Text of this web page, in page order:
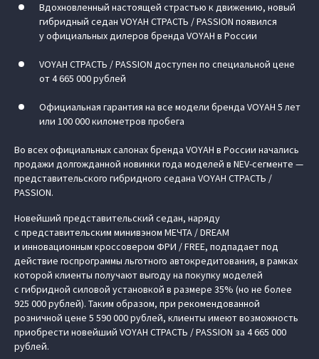
Вдохновленный настоящей страстью к движению, новый
гибридный седан VOYAH СТРАСТЬ / PASSION появился
у официальных дилеров бренда VOYAH в России
VOYAH СТРАСТЬ / PASSION доступен по специальной цене
от 4 665 000 рублей
Официальная гарантия на все модели бренда VOYAH 5 лет
или 100 000 километров пробега
Во всех официальных салонах бренда VOYAH в России начались
продажи долгожданной новинки года моделей в NEV-сегменте —
представительского гибридного седана VOYAH СТРАСТЬ /
PASSION.
Новейший представительский седан, наряду
с представительским минивэном МЕЧТА / DREAM
и инновационным кроссовером ФРИ / FREE, подпадает под
действие госпрограммы льготного автокредитования, в рамках
которой клиенты получают выгоду на покупку моделей
с гибридной силовой установкой в размере 35% (но не более
925 000 рублей). Таким образом, при рекомендованной
розничной цене 5 590 000 рублей, клиенты имеют возможность
приобрести новейший VOYAH СТРАСТЬ / PASSION за 4 665 000
рублей.